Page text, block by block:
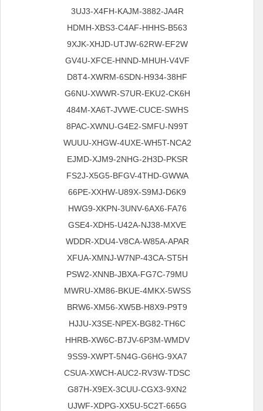
3UJ3-X4FH-KAJM-3882-JA4R
HDMH-XBS3-C4AF-HHHS-B563
9XJK-XHJD-UTJW-62RW-EF2W
GV4U-XFCE-HNND-MHUH-V4VF
D8T4-XWRM-6SDN-H934-38HF
G6NU-XWWR-S7UR-EKU2-CK6H
484M-XA6T-JVWE-CUCE-SWHS
8PAC-XWNU-G4E2-SMFU-N99T
WUUU-XHGW-4UXE-WH5T-NCA2
EJMD-XJM9-2NHG-2H3D-PKSR
FS2J-X5G5-BFGV-4THD-GWWA
66PE-XXHW-U89X-S9MJ-D6K9
HWG9-XKPN-3UNV-6AX6-FA76
GSE4-XDH5-U42A-NJ38-MXVE
WDDR-XDU4-V8CA-W85A-APAR
XFUA-XMNJ-W7NP-43CA-ST5H
PSW2-XNNB-JBXA-FG7C-79MU
MWRU-XM86-BKUE-4MKX-5WSS
BRW6-XM56-XW5B-H8X9-P9T9
HJJU-X3SE-NPEX-BG82-TH6C
HHRB-XW6C-B7JV-6P3M-WMDV
9SS9-XWPT-5N4G-G6HG-9XA7
CSUA-XWCH-AUC2-RV3W-TDSC
G87H-X9EX-3CUU-CGX3-9XN2
UJWF-XDPG-XX5U-5C2T-665G